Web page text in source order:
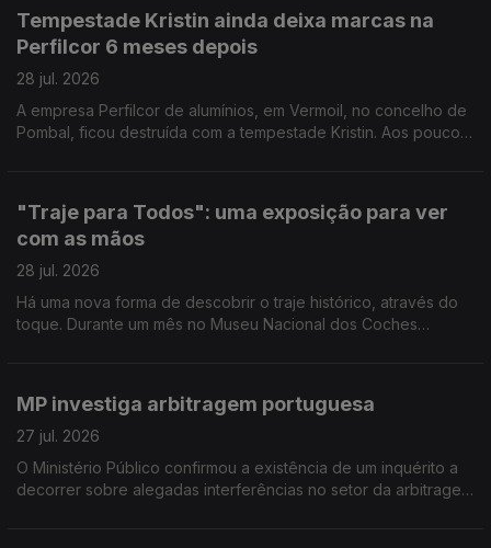
Tempestade Kristin ainda deixa marcas na
Perfilcor 6 meses depois
28 jul. 2026
A empresa Perfilcor de alumínios, em Vermoil, no concelho de
Pombal, ficou destruída com a tempestade Kristin. Aos poucos
"Traje para Todos": uma exposição para ver
com as mãos
28 jul. 2026
Há uma nova forma de descobrir o traje histórico, através do
toque. Durante um mês no Museu Nacional dos Coches
MP investiga arbitragem portuguesa
27 jul. 2026
O Ministério Público confirmou a existência de um inquérito a
decorrer sobre alegadas interferências no setor da arbitragem